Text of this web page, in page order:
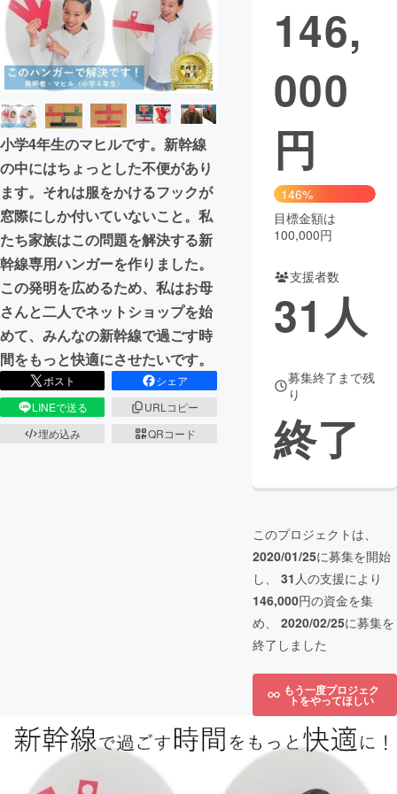
小学4年生のマヒルです。新幹線
の中にはちょっとした不便があり
ます。それは服をかけるフックが
窓際にしか付いていないこと。私
たち家族はこの問題を解決する新
幹線専用ハンガーを作りました。
この発明を広めるため、私はお母
さんと二人でネットショップを始
めて、みんなの新幹線で過ごす時
間をもっと快適にさせたいです。
ポスト
シェア
LINEで送る
URLコピー
埋め込み
QRコード
146,
000
円
146%
目標金額は
100,000円
支援者数
31 人
募集終了まで残
り
終了
このプロジェクトは、
2020/01/25に募集を開始
し、 31 人の支援により
146,000円の資金を集
め、 2020/02/25に募集を
終了しました
もう一度プロジェク
トをやってほしい